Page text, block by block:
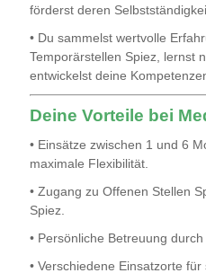
förderst deren
• Du sammelst wertvolle
Temporärstellen Spiez, lernst
entwickelst deine
Deine Vorteile bei
• Einsätze zwischen 1 und 6
maximale Flexibilität.
• Zugang zu Offenen Stellen
Spiez.
• Persönliche Betreuung
• Verschiedene Einsatzorte